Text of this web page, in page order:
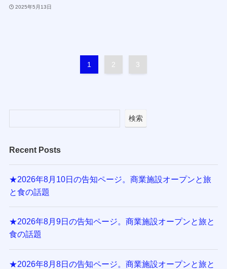
2025年5月13日
1 2 3
検索
Recent Posts
★2026年8月10日の告知ページ。商業施設オープンと旅
と食の話題
★2026年8月9日の告知ページ。商業施設オープンと旅と
食の話題
★2026年8月8日の告知ページ。商業施設オープンと旅と